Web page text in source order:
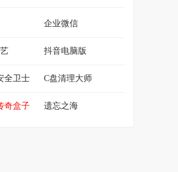
企业微信
抖音电脑版
全卫士 C盘清理大师
奇盒子 遗忘之海